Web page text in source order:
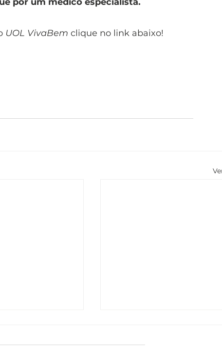
por um médico especialista.
UOL VivaBem clique no link abaixo!